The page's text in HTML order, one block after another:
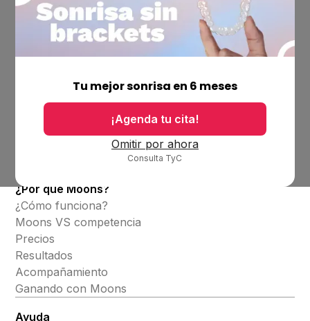
Tu mejor sonrisa en 6 meses
¡Agenda tu cita!
Omitir por ahora
Consulta TyC
Ubicaciones
Bolsa de trabajo
¿Por qué Moons?
¿Cómo funciona?
Moons VS competencia
Precios
Resultados
Acompañamiento
Ganando con Moons
Ayuda